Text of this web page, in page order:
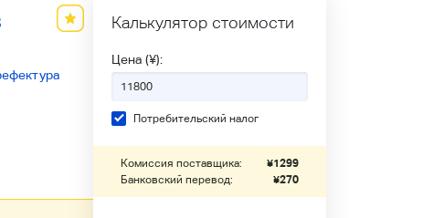
Калькулятор стоимости
Цена (¥):
Потребительский налог
Комиссия поставщика: ¥1299
Банковский перевод:
¥270